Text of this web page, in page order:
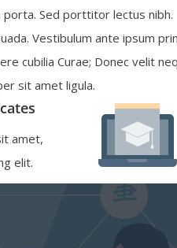
porta. Sed porttitor lectus nibh.
Vestibulum ante ipsum
cubilia Curae; Donec velit
sit amet ligula.
amet,
elit.